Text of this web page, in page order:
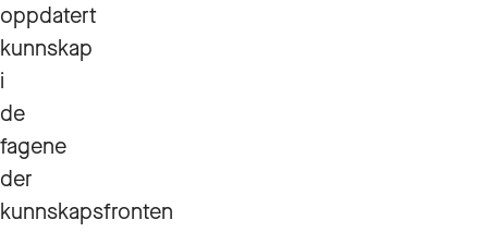
oppdatert
kunnskap
i
de
fagene
der
kunnskapsfronten